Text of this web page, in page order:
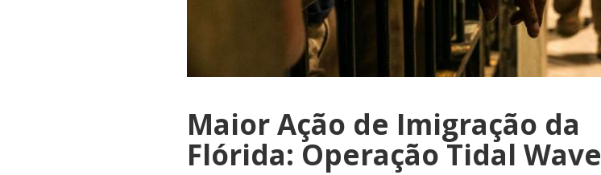
Maior Ação de Imigração da
Flórida: Operação Tidal Wave